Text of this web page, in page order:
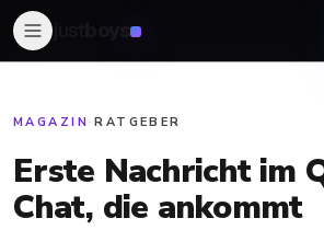
boys
MAGAZIN ·RATGEBER
Erste Nachricht im
Chat, die ankommt